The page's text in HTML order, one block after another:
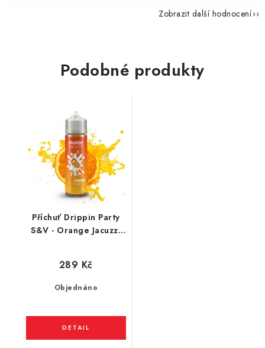
Zobrazit další hodnocení
Podobné produkty
Příchuť Drippin Party
S&V - Orange Jacuzzi
Objednáno
289 Kč